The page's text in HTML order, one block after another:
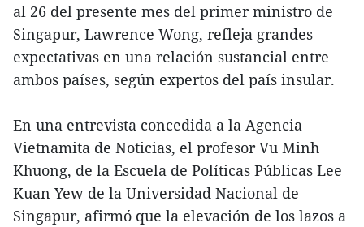
al 26 del presente mes del primer ministro de
Singapur, Lawrence Wong, refleja grandes
expectativas en una relación sustancial entre
ambos países, según expertos del país insular.
En una entrevista concedida a la Agencia
Vietnamita de Noticias, el profesor Vu Minh
Khuong, de la Escuela de Políticas Públicas Lee
Kuan Yew de la Universidad Nacional de
Singapur, afirmó que la elevación de los lazos a